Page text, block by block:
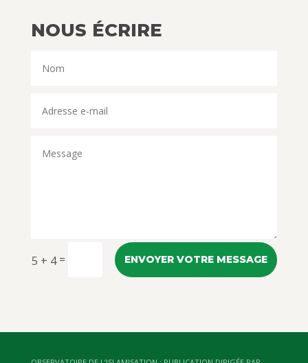
NOUS ÉCRIRE
5 + 4= ENVOYER VOTRE MESSAGE